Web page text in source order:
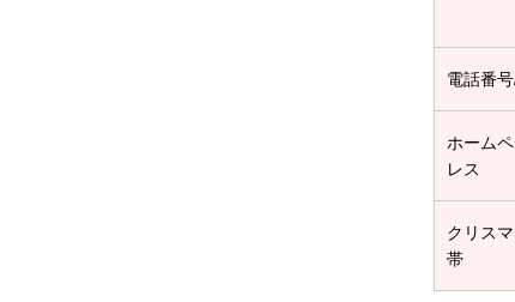
電話番
ホーム
レス
クリス
帯